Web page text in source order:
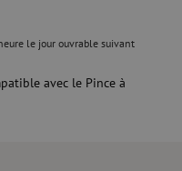
le jour ouvrable suivant
avec le Pince à